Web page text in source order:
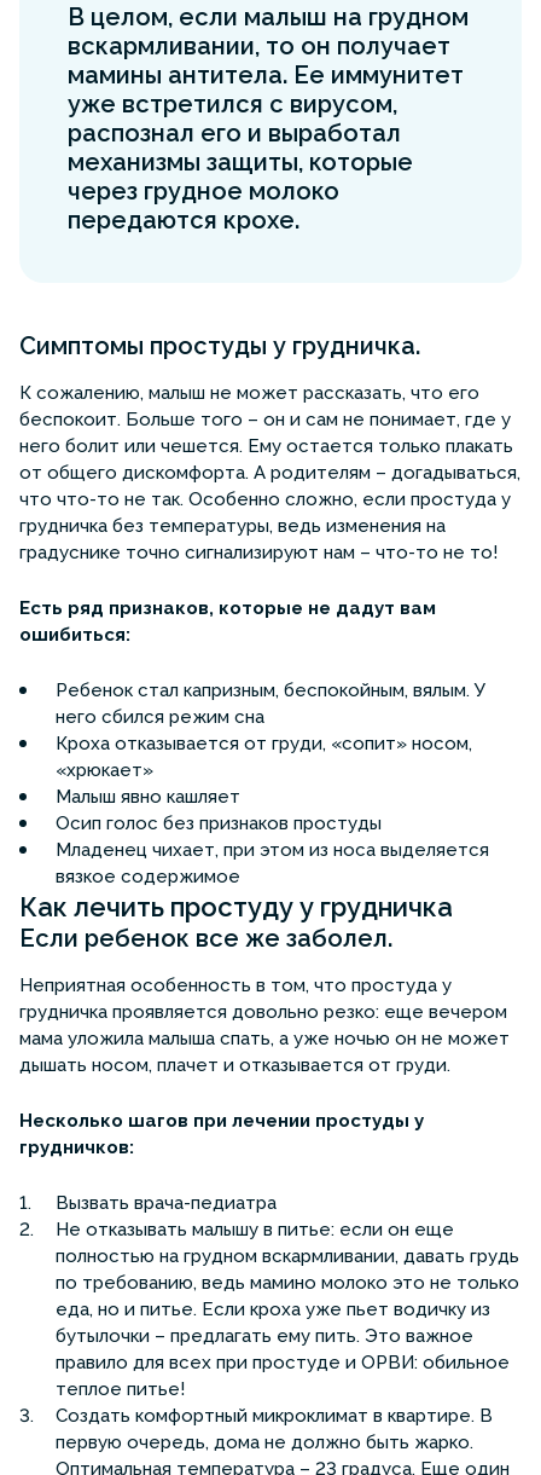
В целом, если малыш на грудном
вскармливании, то он получает
мамины антитела. Ее иммунитет
уже встретился с вирусом,
распознал его и выработал
механизмы защиты, которые
через грудное молоко
передаются крохе.
Симптомы простуды у грудничка.
К сожалению, малыш не может рассказать, что его
беспокоит. Больше того – он и сам не понимает, где у
него болит или чешется. Ему остается только плакать
от общего дискомфорта. А родителям – догадываться,
что что-то не так. Особенно сложно, если простуда у
грудничка без температуры, ведь изменения на
градуснике точно сигнализируют нам – что-то не то!
Есть ряд признаков, которые не дадут вам
ошибиться:
Ребенок стал капризным, беспокойным, вялым. У
него сбился режим сна
Кроха отказывается от груди, «сопит» носом,
«хрюкает»
Малыш явно кашляет
Осип голос без признаков простуды
Младенец чихает, при этом из носа выделяется
вязкое содержимое
Как лечить простуду у грудничка
Если ребенок все же заболел.
Неприятная особенность в том, что простуда у
грудничка проявляется довольно резко: еще вечером
мама уложила малыша спать, а уже ночью он не может
дышать носом, плачет и отказывается от груди.
Несколько шагов при лечении простуды у
грудничков:
Вызвать врача-педиатра
Не отказывать малышу в питье: если он еще
полностью на грудном вскармливании, давать грудь
по требованию, ведь мамино молоко это не только
еда, но и питье. Если кроха уже пьет водичку из
бутылочки – предлагать ему пить. Это важное
правило для всех при простуде и ОРВИ: обильное
теплое питье!
Создать комфортный микроклимат в квартире. В
первую очередь, дома не должно быть жарко.
Оптимальная температура – 23 градуса. Еще один